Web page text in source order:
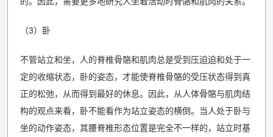
（3）卧
不管站立和坐，人的脊椎骨骼和肌肉总是受到压迫迫和处于一
定的收缩状态，卧的姿态，才能使脊椎骨骼的受压状态得到真
正的松弛，从而得到最好的休息。因此，从人体骨骼与肌肉结
构的观点来看，卧不能看作为站立姿态的横倒。当人处于卧与
坐的动作姿态，其腰脊椎形态位置是完全不一样的，站立时基